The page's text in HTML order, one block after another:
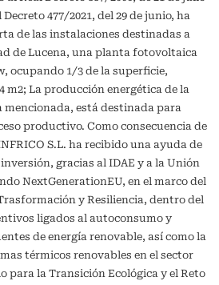
477/2021, del 29 de junio, ha
de las instalaciones destinadas a
de Lucena, una planta fotovoltaica
ocupando 1/3 de la superficie,
m2; La producción energética de la
está destinada para
productivo. Como consecuencia de
S.L. ha recibido una ayuda de
gracias al IDAE y a la Unión
NextGenerationEU, en el marco del
y Resiliencia, dentro del
ligados al autoconsumo y
de energía renovable, así como la
térmicos renovables en el sector
para la Transición Ecológica y el Reto